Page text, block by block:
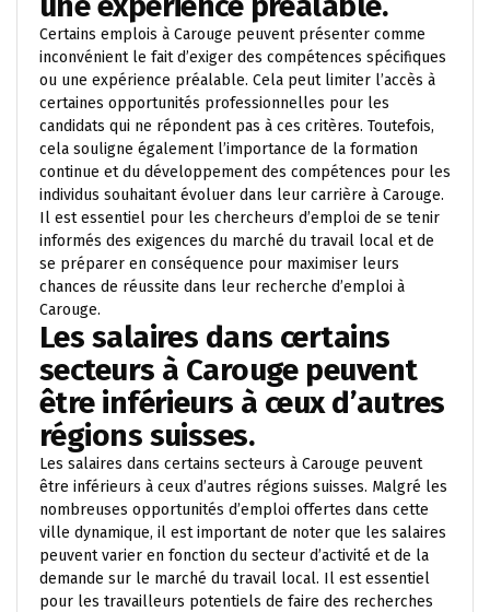
Certains emplois à Carouge peuvent présenter comme
inconvénient le fait d’exiger des compétences spécifiques
ou une expérience préalable. Cela peut limiter l’accès à
certaines opportunités professionnelles pour les
candidats qui ne répondent pas à ces critères. Toutefois,
cela souligne également l’importance de la formation
continue et du développement des compétences pour les
individus souhaitant évoluer dans leur carrière à Carouge.
Il est essentiel pour les chercheurs d’emploi de se tenir
informés des exigences du marché du travail local et de
se préparer en conséquence pour maximiser leurs
chances de réussite dans leur recherche d’emploi à
Carouge.
Les salaires dans certains
secteurs à Carouge peuvent
être inférieurs à ceux d’autres
régions suisses.
Les salaires dans certains secteurs à Carouge peuvent
être inférieurs à ceux d’autres régions suisses. Malgré les
nombreuses opportunités d’emploi offertes dans cette
ville dynamique, il est important de noter que les salaires
peuvent varier en fonction du secteur d’activité et de la
demande sur le marché du travail local. Il est essentiel
pour les travailleurs potentiels de faire des recherches